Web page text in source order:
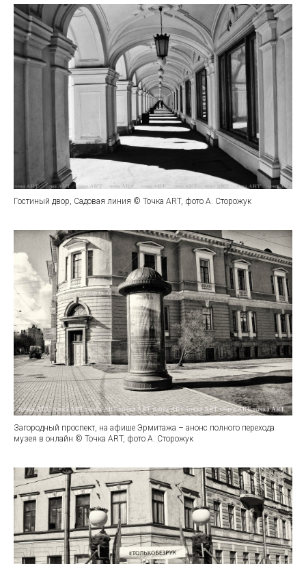
Гостиный двор, Садовая линия © Точка ART, фото А. Сторожук
Загородный проспект, на афише Эрмитажа – анонс полного перехода
музея в онлайн © Точка ART, фото А. Сторожук